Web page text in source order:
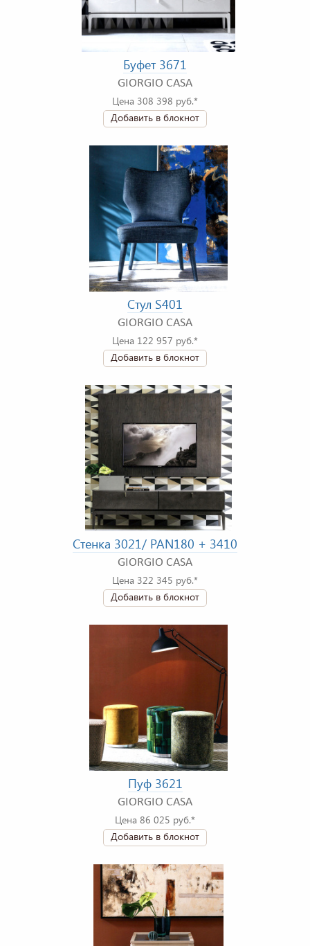
Буфет 3671
GIORGIO CASA
Цена 308 398 руб.*
Добавить в блокнот
Стул S401
GIORGIO CASA
Цена 122 957 руб.*
Добавить в блокнот
Стенка 3021/ PAN180 + 3410
GIORGIO CASA
Цена 322 345 руб.*
Добавить в блокнот
Пуф 3621
GIORGIO CASA
Цена 86 025 руб.*
Добавить в блокнот